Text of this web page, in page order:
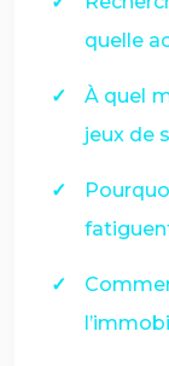
quelle
À quel
jeux de